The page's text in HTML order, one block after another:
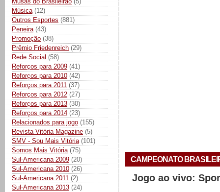
Música (12)
Outros Esportes (881)
Peneira (43)
Promoção (38)
Prêmio Friedenreich (29)
Rede Social (58)
Reforços para 2009 (41)
Reforços para 2010 (42)
Reforços para 2011 (37)
Reforços para 2012 (27)
Reforços para 2013 (30)
Reforços para 2014 (23)
Relacionados para jogo (155)
Revista Vitória Magazine (5)
SMV - Sou Mais Vitória (101)
Somos Mais Vitória (75)
Sul-Americana 2009 (20)
Sul-Americana 2010 (26)
Sul-Americana 2011 (2)
Sul-Americana 2013 (24)
CAMPEONATO
Jogo ao vivo: